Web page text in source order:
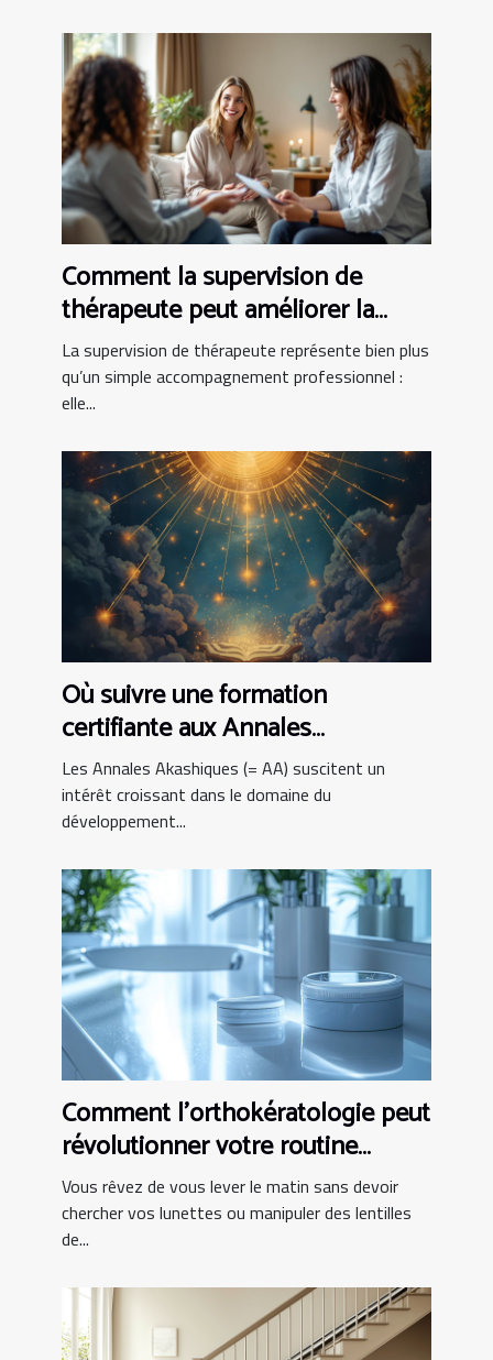
Comment la supervision de
thérapeute peut améliorer la
pratique clinique
La supervision de thérapeute représente bien plus
qu’un simple accompagnement professionnel :
elle...
Où suivre une formation
certifiante aux Annales
Akashiques ?
Les Annales Akashiques (= AA) suscitent un
intérêt croissant dans le domaine du
développement...
Comment l'orthokératologie peut
révolutionner votre routine
matinale ?
Vous rêvez de vous lever le matin sans devoir
chercher vos lunettes ou manipuler des lentilles
de...